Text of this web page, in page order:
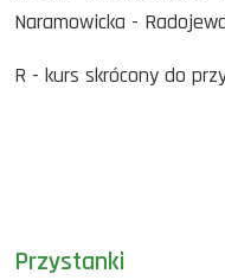
Przystanki
Naramowicka -
R - kurs skrócony do